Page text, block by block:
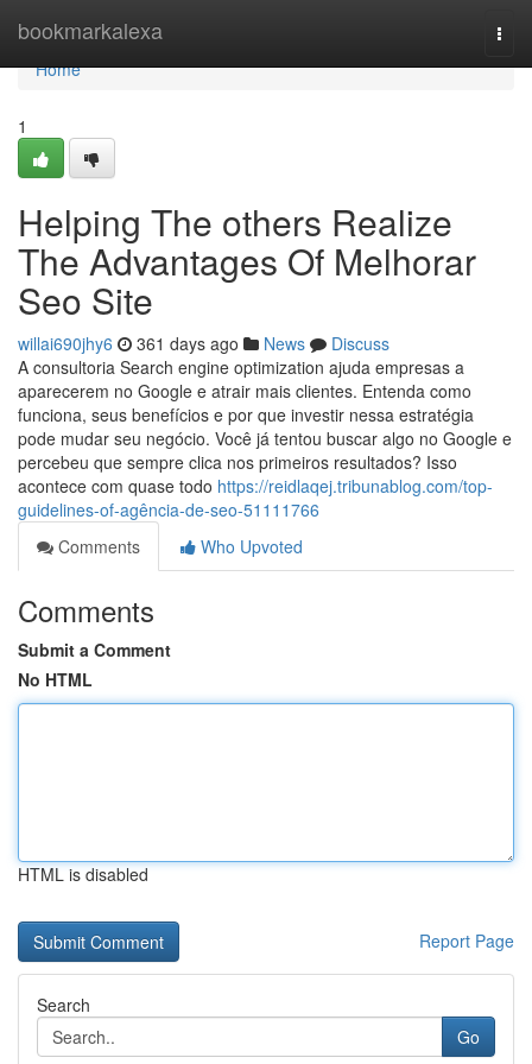
bookmarkalexa
Home
Home
1
Helping The others Realize
The Advantages Of Melhorar
Seo Site
willai690jhy6 361 days ago News
Discuss
A consultoria Search engine optimization ajuda empresas a
aparecerem no Google e atrair mais clientes. Entenda como
funciona, seus benefícios e por que investir nessa estratégia
pode mudar seu negócio. Você já tentou buscar algo no Google e
percebeu que sempre clica nos primeiros resultados? Isso
acontece com quase todo https://reidlaqej.tribunablog.com/top-
guidelines-of-agência-de-seo-51111766
Comments
Who Upvoted
Comments
Submit a Comment
No HTML
HTML is disabled
Report Page
Search
Go